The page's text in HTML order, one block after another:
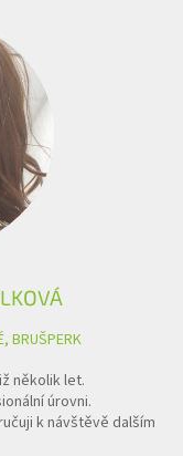
BRUŠPERK
několik let.
úrovni.
k návštěvě dalším